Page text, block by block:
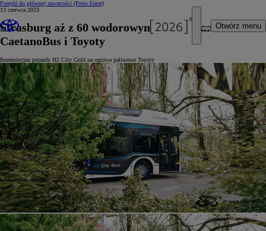
Przejdź do głównej zawartości (Press Enter)
Otwórz menu
13 czerwca 2023
Strasburg aż z 60 wodorowymi autobusami
CaetanoBus i Toyoty
Bezemisyjne pojazdy H2.City Gold na ogniwa paliwowe Toyoty